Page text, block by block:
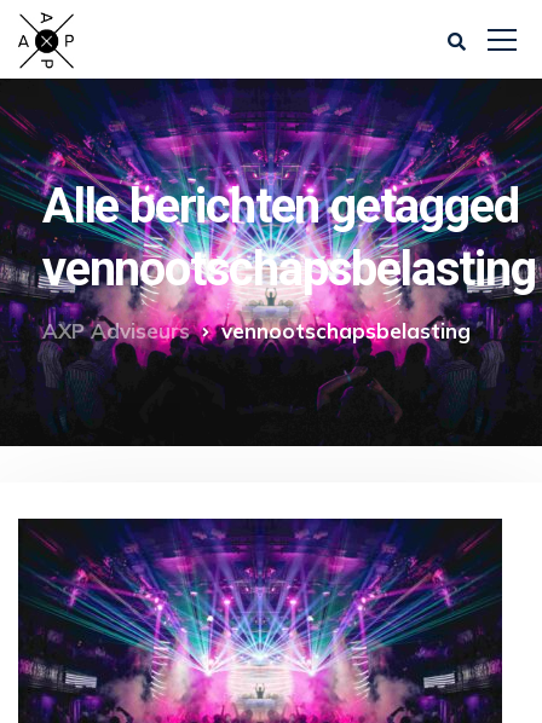
Alle berichten getagged
vennootschapsbelasting
AXP Adviseurs vennootschapsbelasting